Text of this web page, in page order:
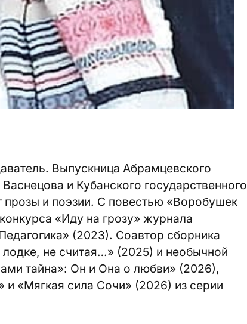
Выпускница Абрамцевского
и Кубанского государственного
прозы и поэзии. С повестью «Воробушек
«Иду на грозу» журнала
(2023). Соавтор сборника
не считая…» (2025) и необычной
тайна»: Он и Она о любви» (2026),
«Мягкая сила Сочи» (2026) из серии